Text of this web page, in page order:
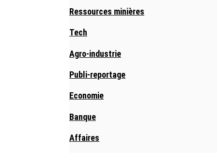
Ressources minières
Tech
Agro-industrie
Publi-reportage
Economie
Banque
Affaires